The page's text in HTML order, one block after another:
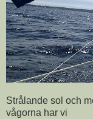
Strålande sol och
vågorna har vi